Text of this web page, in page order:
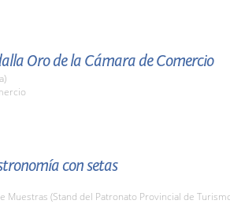
Oro de la Cámara de Comercio
con setas
Muestras (Stand del Patronato Provincial de